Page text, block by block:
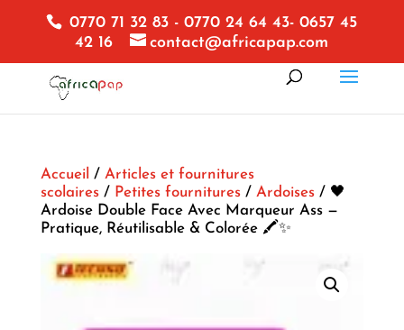
0770 71 32 83 - 0770 24 64 43- 0657 45
42 16
contact@africapap.com
Accueil / Articles et fournitures
scolaires/ Petites fournitures/ Ardoises/ 🖤
Ardoise Double Face Avec Marqueur Ass —
Pratique, Réutilisable & Colorée 🖍️✨